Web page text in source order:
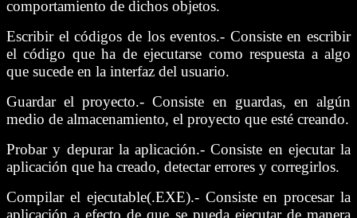
comportamiento de dichos objetos.
Escribir el códigos de los eventos.- Consiste en escribir
el código que ha de ejecutarse como respuesta a algo
que sucede en la interfaz del usuario.
Guardar el proyecto.- Consiste en guardas, en algún
medio de almacenamiento, el proyecto que esté creando.
Probar y depurar la aplicación.- Consiste en ejecutar la
aplicación que ha creado, detectar errores y corregirlos.
Compilar el ejecutable(.EXE).- Consiste en procesar la
aplicación a efecto de que se pueda ejecutar de manera